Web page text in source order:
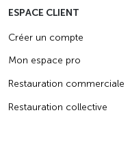
ESPACE CLIENT
Créer un compte
Mon espace pro
Restauration commerciale
Restauration collective